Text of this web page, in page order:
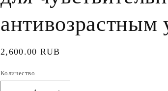
антивозрастным
Обычная
2,600.00 RUB
Количество